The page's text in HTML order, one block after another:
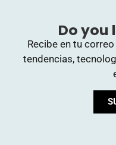
Do you
Recibe en tu
tendencias,